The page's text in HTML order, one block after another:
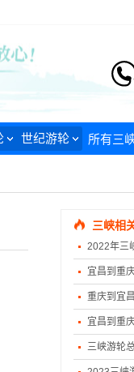
世纪游轮 所有三
三峡相
2022年三
宜昌到重
重庆到宜
宜昌到重
三峡游轮